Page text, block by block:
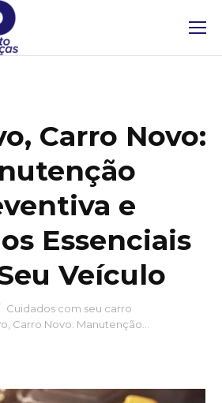
Carro Novo:
e
Essenciais
Veículo
Cuidados com seu carro
Carro Novo: Manutenção…